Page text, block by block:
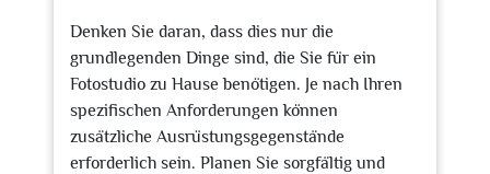
Denken Sie daran, dass dies nur die
grundlegenden Dinge sind, die Sie für ein
Fotostudio zu Hause benötigen. Je nach Ihren
spezifischen Anforderungen können
zusätzliche Ausrüstungsgegenstände
erforderlich sein. Planen Sie sorgfältig und